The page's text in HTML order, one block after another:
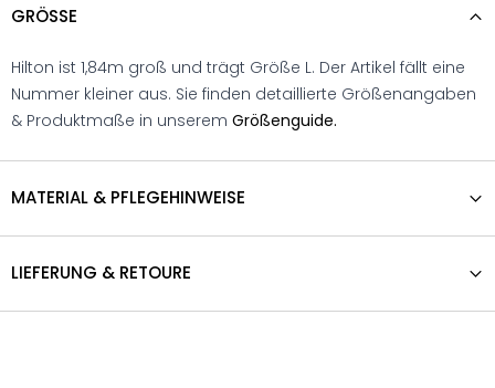
GRÖSSE
Hilton ist 1,84m groß und trägt Größe L. Der Artikel fällt eine
Nummer kleiner aus. Sie finden detaillierte Größenangaben
& Produktmaße in unserem Größenguide.
MATERIAL & PFLEGEHINWEISE
LIEFERUNG & RETOURE